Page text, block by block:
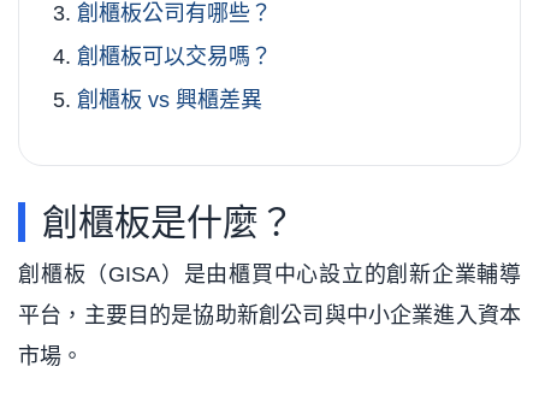
創櫃板公司有哪些？
創櫃板可以交易嗎？
創櫃板 vs 興櫃差異
創櫃板是什麼？
創櫃板（GISA）是由櫃買中心設立的創新企業輔導
平台，主要目的是協助新創公司與中小企業進入資本
市場。